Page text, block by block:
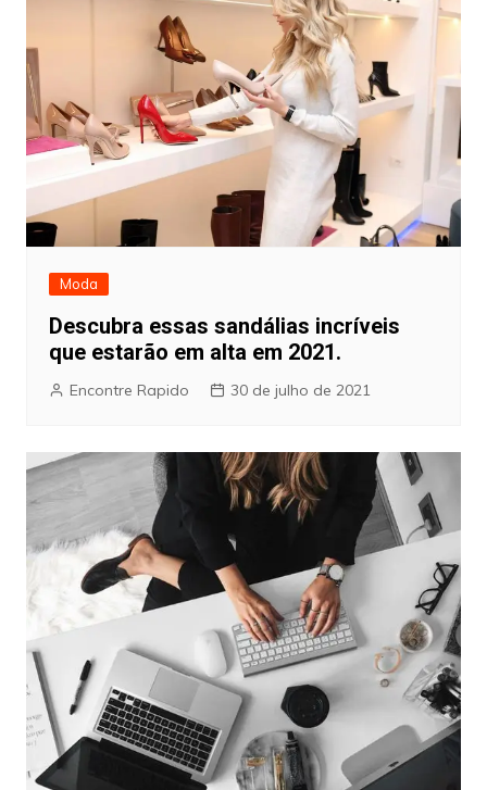
Moda
Descubra essas sandálias incríveis
que estarão em alta em 2021.
Encontre Rapido 30 de julho de 2021